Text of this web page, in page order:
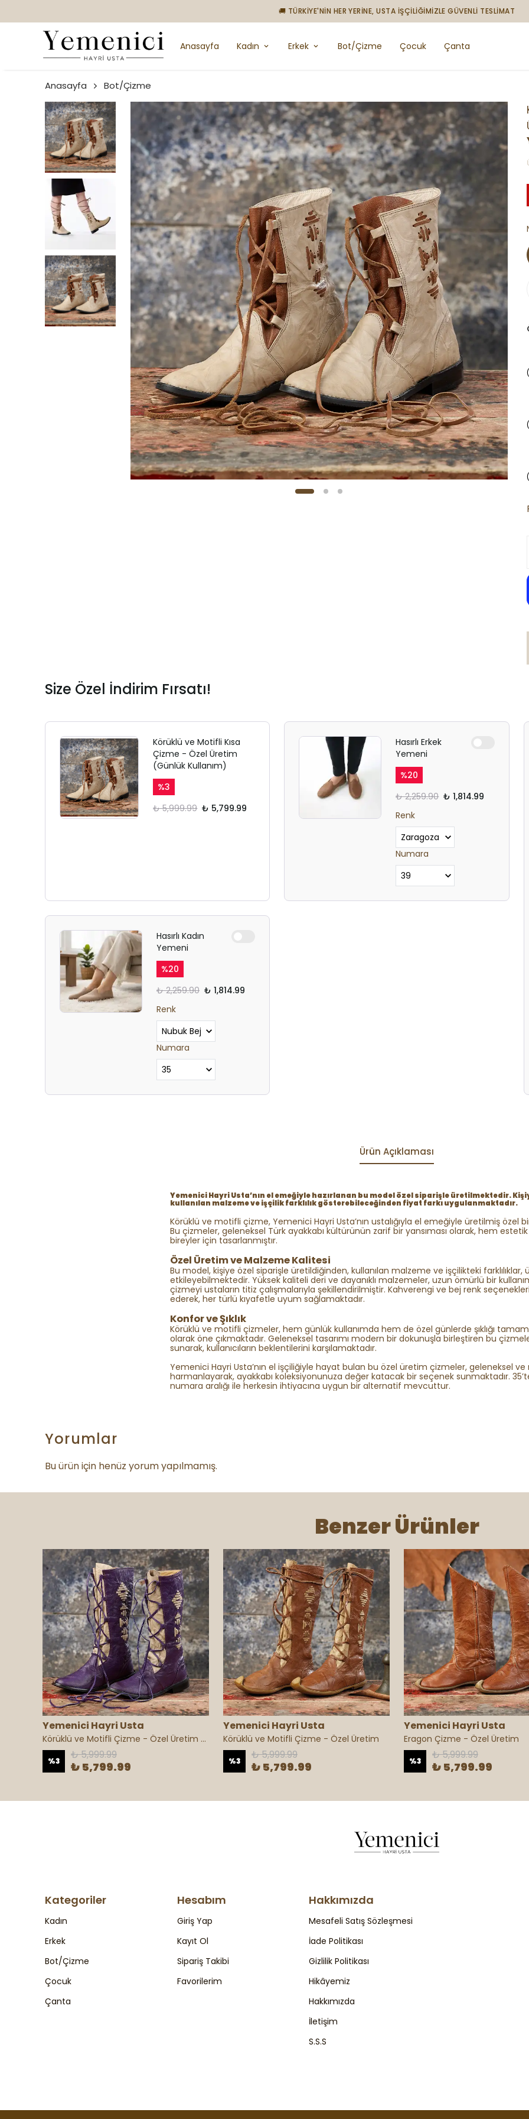
🚚 TÜRKİYE'NİN HER YERİNE, USTA İŞÇİLİĞİMİZLE GÜVENLİ TESLİMAT
Anasayfa Kadın Erkek Bot/Çizme Çocuk Çanta
Anasayfa Bot/Çizme
Size Özel İndirim Fırsatı!
Körüklü ve Motifli Kısa
Çizme - Özel Üretim
(Günlük Kullanım)
%3
₺ 5,999.99 ₺ 5,799.99
Hasırlı Erkek
Yemeni
%20
₺ 2,259.90 ₺ 1,814.99
Renk
Numara
Hasırlı Kadın
Yemeni
%20
₺ 2,259.90 ₺ 1,814.99
Renk
Numara
Ürün Açıklaması
Yemenici Hayri Usta’nın el emeğiyle hazırlanan bu model özel siparişle üretilmektedir.
kullanılan malzeme ve işçilik farklılık gösterebileceğinden fiyat farkı uygulanmaktadır.
Körüklü ve motifli çizme, Yemenici Hayri Usta’nın ustalığıyla el emeğiyle üretilmiş özel
Bu çizmeler, geleneksel Türk ayakkabı kültürünün zarif bir yansıması olarak, hem
bireyler için tasarlanmıştır.
Özel Üretim ve Malzeme Kalitesi
Bu model, kişiye özel siparişle üretildiğinden, kullanılan malzeme ve işçilikteki farklılıklar,
etkileyebilmektedir. Yüksek kaliteli deri ve dayanıklı malzemeler, uzun ömürlü bir
çizmeyi ustaların titiz çalışmalarıyla şekillendirilmiştir. Kahverengi ve bej renk
ederek, her türlü kıyafetle uyum sağlamaktadır.
Konfor ve Şıklık
Körüklü ve motifli çizmeler, hem günlük kullanımda hem de özel günlerde şıklığı
olarak öne çıkmaktadır. Geleneksel tasarımı modern bir dokunuşla birleştiren bu
sunarak, kullanıcıların beklentilerini karşılamaktadır.
Yemenici Hayri Usta’nın el işçiliğiyle hayat bulan bu özel üretim çizmeler, geleneksel ve
harmanlayarak, ayakkabı koleksiyonunuza değer katacak bir seçenek sunmaktadır.
numara aralığı ile herkesin ihtiyacına uygun bir alternatif mevcuttur.
Yorumlar
Bu ürün için henüz yorum yapılmamış.
Benzer Ürünler
Yemenici Hayri Usta
Körüklü ve Motifli Çizme - Özel Üretim (Günlük Kullanım)
%3 ₺ 5,999.99
₺ 5,799.99
Yemenici Hayri Usta
Körüklü ve Motifli Çizme - Özel Üretim
%3 ₺ 5,999.99
₺ 5,799.99
Yemenici Hayri Usta
Eragon Çizme - Özel Üretim
%3 ₺ 5,999.99
₺ 5,799.99
Kategoriler
Kadın
Erkek
Bot/Çizme
Çocuk
Çanta
Hesabım
Giriş Yap
Kayıt Ol
Sipariş Takibi
Favorilerim
Hakkımızda
Mesafeli Satış Sözleşmesi
İade Politikası
Gizlilik Politikası
Hikâyemiz
Hakkımızda
İletişim
S.S.S